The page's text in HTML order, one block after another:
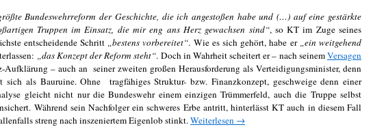
Bundeswehrreform der Geschichte, die ich angestoßen habe und (…) auf eine gestärkte
Truppen im Einsatz, die mir eng ans Herz gewachsen sind“, so KT im Zuge seines
entscheidende Schritt „bestens vorbereitet“. Wie es sich gehört, habe er „ein weitgehend
„das Konzept der Reform steht“. Doch in Wahrheit scheitert er – nach seinemVersagen
– auch an seiner zweiten großen Herausforderung als Verteidigungsminister, denn
sich als Bauruine. Ohne tragfähiges Struktur- bzw. Finanzkonzept, geschweige denn einer
gleicht nicht nur die Bundeswehr einem einzigen Trümmerfeld, auch die Truppe selbst
Während sein Nachfolger ein schweres Erbe antritt, hinterlässt KT auch in diesem Fall
streng nach inszeniertem Eigenlob stinkt.Weiterlesen →